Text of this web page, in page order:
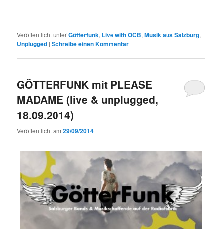
Veröffentlicht unterGötterfunk, Live with OCB,Musik aus Salzburg,
Unplugged |Schreibe einen Kommentar
GÖTTERFUNK mit PLEASE
MADAME (live & unplugged,
18.09.2014)
Veröffentlicht am29/09/2014